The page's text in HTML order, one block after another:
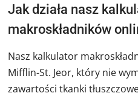
Jak działa nasz
makroskładników
Nasz kalkulator
Mifflin-St. Jeor, który nie
zawartości tkanki